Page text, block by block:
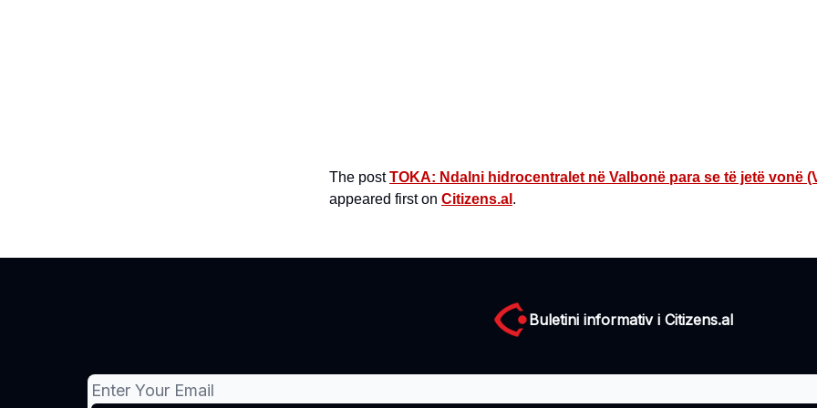
The postTOKA: Ndalni hidrocentralet në Valbonë para se të jetë vonë
appeared first on Citizens.al .
Buletini informativ i Citizens.al